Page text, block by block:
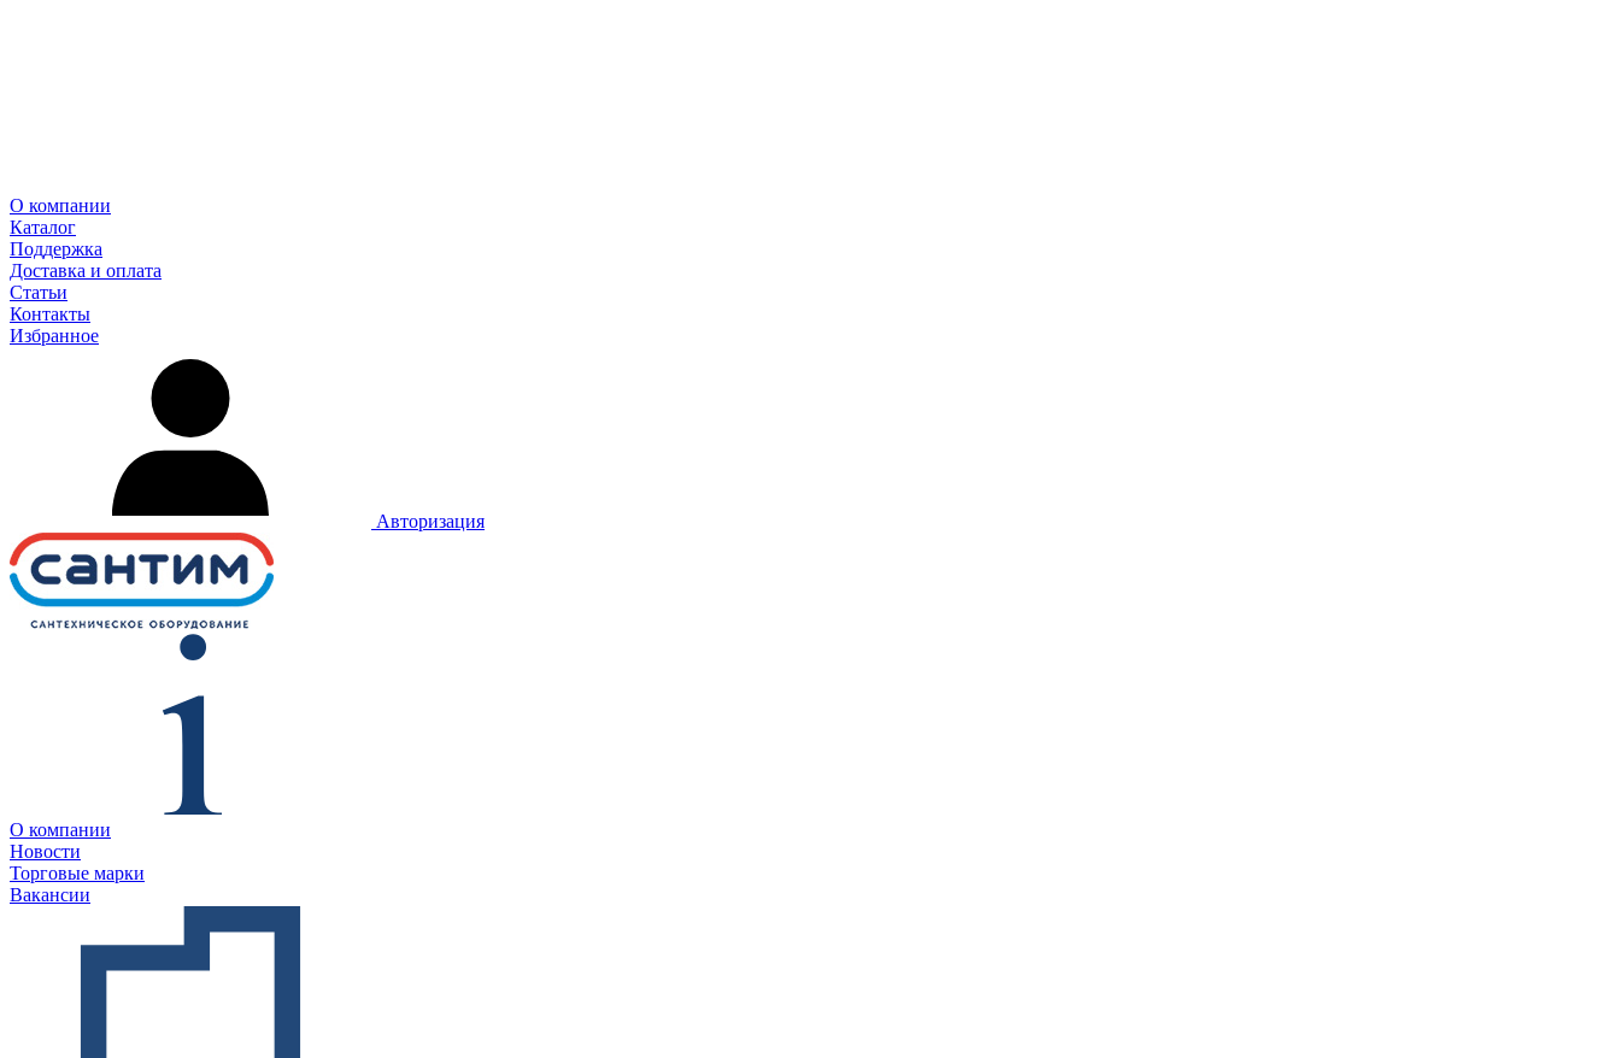
О компании
Каталог
Поддержка
Доставка и оплата
Статьи
Контакты
Избранное
Авторизация
О компании
Новости
Торговые марки
Вакансии